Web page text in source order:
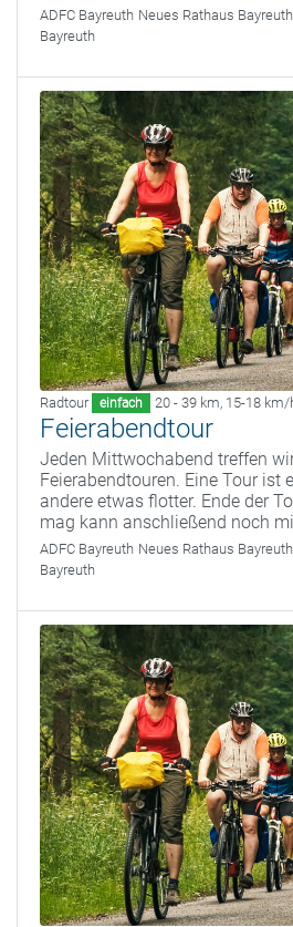
ADFC Bayreuth Neues Rathaus
Bayreuth
Radtour einfach 20 - 39 km, 15-18 km/
Feierabendtour
Jeden Mittwochabend treffen
Feierabendtouren. Eine Tour ist
andere etwas flotter. Ende der
mag kann anschließend noch
ADFC Bayreuth Neues Rathaus
Bayreuth